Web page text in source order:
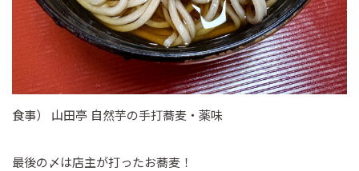
食事） 山田亭 自然芋の手打蕎麦・薬味
最後の〆は店主が打ったお蕎麦！